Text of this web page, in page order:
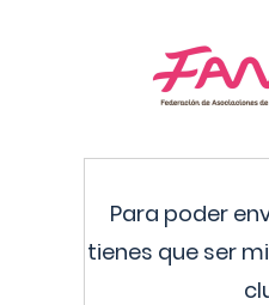
Para poder
tienes que ser